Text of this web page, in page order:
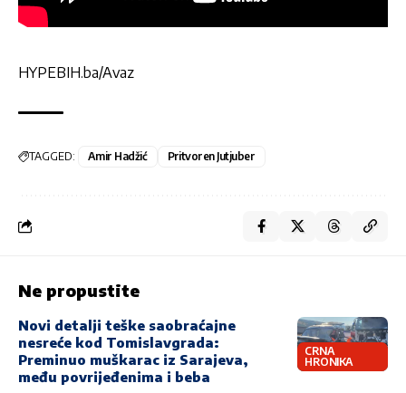
HYPEBIH.ba/Avaz
TAGGED: Amir Hadžić Pritvoren Jutjuber
Ne propustite
CRNA
HRONIKA
Novi detalji teške saobraćajne
nesreće kod Tomislavgrada:
Preminuo muškarac iz Sarajeva,
među povrijeđenima i beba